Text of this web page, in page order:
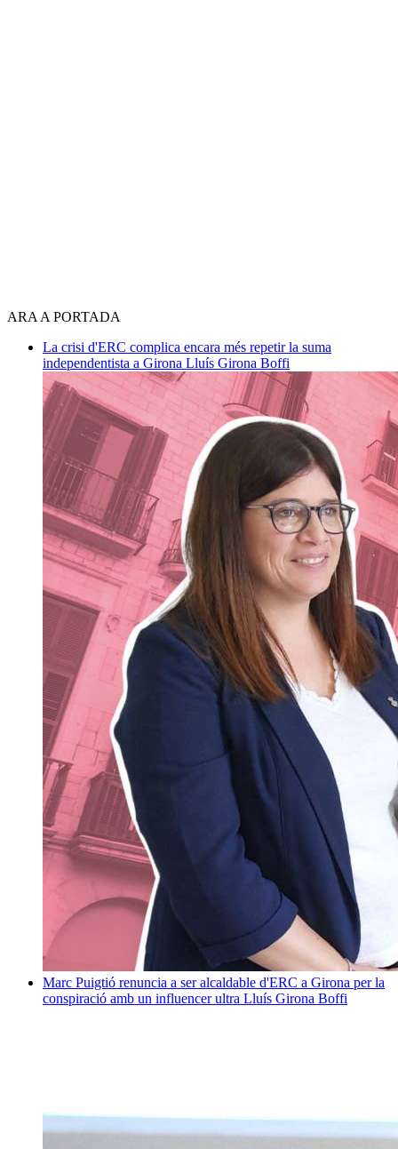
ARA A PORTADA
La crisi d'ERC complica encara més repetir la suma
independentista a Girona Lluís Girona Boffi
Marc Puigtió renuncia a ser alcaldable d'ERC a Girona per la
conspiració amb un influencer ultra Lluís Girona Boffi